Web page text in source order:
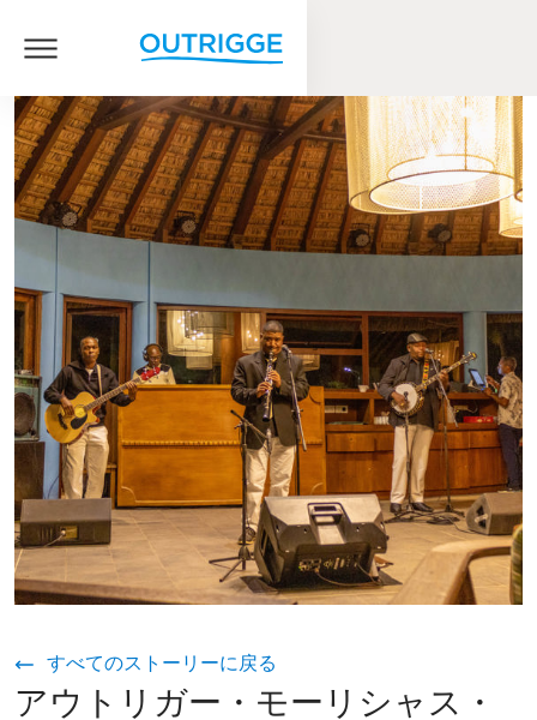
すべてのストーリーに戻る
アウトリガー・モーリシャス・